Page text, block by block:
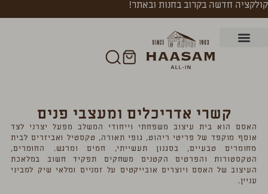
קולקציה חדשה בקרוב בחנות ובאתר!
קשרי אדריכלים ומעצבי פנים
האסם הוא בית עיצוב משפחתי וייחודי המשלב מפעל יצרני לצד
אוסף מוקפד של פריטי ריהוט, גופי תאורה, טקסטיל ואביזרים לבית
מחומרים טבעיים, בסגנון תעשייתי, חמים ומרגש. החומרים,
הטקסטורות והפרטים הקטנים משחקים תפקיד חשוב במלאכת
העיצוב של האסם ויוצרים אובייקטים על זמניים ומלאי שיק למביני
עניין.